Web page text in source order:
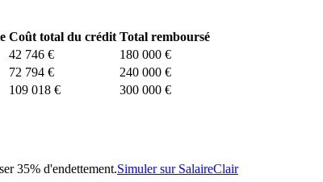
Coût total du crédit Total remboursé
42 746 €
180 000 €
72 794 €
240 000 €
109 018 €
300 000 €
35% d'endettement.Simuler sur SalaireClair